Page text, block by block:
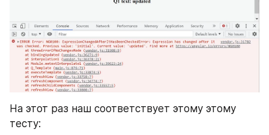
На этот раз наш соответствует этому этому
тесту: